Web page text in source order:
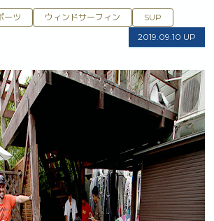
ーツ ウィンドサーフィン
SUP
2019.09.10 UP